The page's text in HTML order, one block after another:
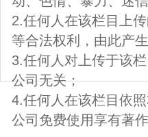
2.任何人在该栏目上
等合法权利，由此产
3.任何人对上传于该
公司无关；
4.任何人在该栏目依
公司免费使用享有著